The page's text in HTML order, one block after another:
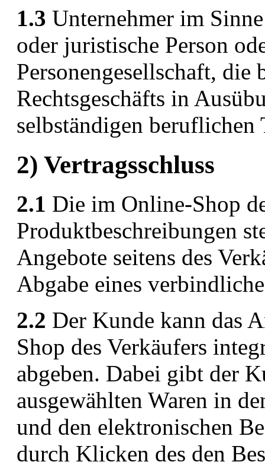
1.3 Unternehmer im
oder juristische Person
Personengesellschaft, die
Rechtsgeschäfts in
selbständigen
2) Vertragsschluss
2.1 Die im Online-Shop
Produktbeschreibungen
Angebote seitens des
Abgabe eines
2.2 Der Kunde kann das
Shop des Verkäufers
abgeben. Dabei gibt der
ausgewählten Waren in
und den elektronischen
durch Klicken des den